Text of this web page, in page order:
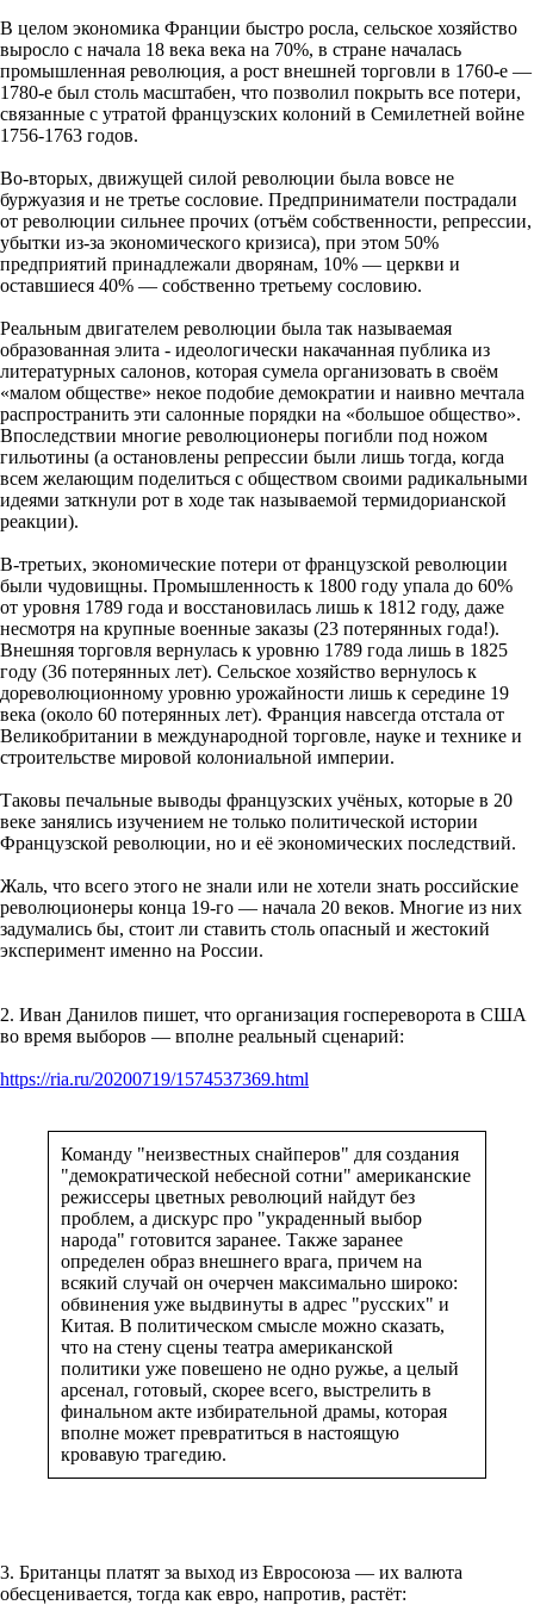
В целом экономика Франции быстро росла, сельское хозяйство
выросло с начала 18 века века на 70%, в стране началась
промышленная революция, а рост внешней торговли в 1760-е —
1780-е был столь масштабен, что позволил покрыть все потери,
связанные с утратой французских колоний в Семилетней войне
1756-1763 годов.
Во-вторых, движущей силой революции была вовсе не
буржуазия и не третье сословие. Предприниматели пострадали
от революции сильнее прочих (отъём собственности, репрессии,
убытки из-за экономического кризиса), при этом 50%
предприятий принадлежали дворянам, 10% — церкви и
оставшиеся 40% — собственно третьему сословию.
Реальным двигателем революции была так называемая
образованная элита - идеологически накачанная публика из
литературных салонов, которая сумела организовать в своём
«малом обществе» некое подобие демократии и наивно мечтала
распространить эти салонные порядки на «большое общество».
Впоследствии многие революционеры погибли под ножом
гильотины (а остановлены репрессии были лишь тогда, когда
всем желающим поделиться с обществом своими радикальными
идеями заткнули рот в ходе так называемой термидорианской
реакции).
В-третьих, экономические потери от французской революции
были чудовищны. Промышленность к 1800 году упала до 60%
от уровня 1789 года и восстановилась лишь к 1812 году, даже
несмотря на крупные военные заказы (23 потерянных года!).
Внешняя торговля вернулась к уровню 1789 года лишь в 1825
году (36 потерянных лет). Сельское хозяйство вернулось к
дореволюционному уровню урожайности лишь к середине 19
века (около 60 потерянных лет). Франция навсегда отстала от
Великобритании в международной торговле, науке и технике и
строительстве мировой колониальной империи.
Таковы печальные выводы французских учёных, которые в 20
веке занялись изучением не только политической истории
Французской революции, но и её экономических последствий.
Жаль, что всего этого не знали или не хотели знать российские
революционеры конца 19-го — начала 20 веков. Многие из них
задумались бы, стоит ли ставить столь опасный и жестокий
эксперимент именно на России.
2. Иван Данилов пишет, что организация госпереворота в США
во время выборов — вполне реальный сценарий:
https://ria.ru/20200719/1574537369.html
Команду "неизвестных снайперов" для создания
"демократической небесной сотни" американские
режиссеры цветных революций найдут без
проблем, а дискурс про "украденный выбор
народа" готовится заранее. Также заранее
определен образ внешнего врага, причем на
всякий случай он очерчен максимально широко:
обвинения уже выдвинуты в адрес "русских" и
Китая. В политическом смысле можно сказать,
что на стену сцены театра американской
политики уже повешено не одно ружье, а целый
арсенал, готовый, скорее всего, выстрелить в
финальном акте избирательной драмы, которая
вполне может превратиться в настоящую
кровавую трагедию.
3. Британцы платят за выход из Евросоюза — их валюта
обесценивается, тогда как евро, напротив, растёт: